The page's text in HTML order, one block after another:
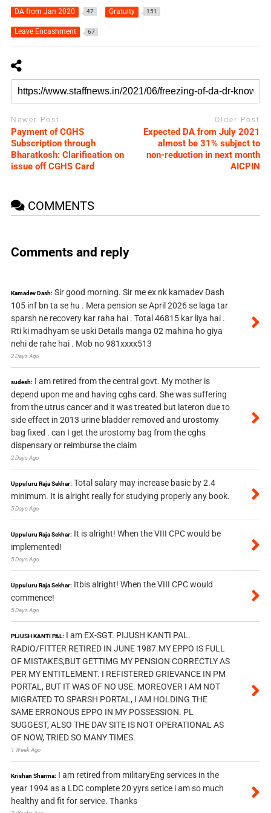
DA from Jan 2020 47 Gratuity 151
Leave Encashment 67
Newer Post
Payment of CGHS
Subscription through
Bharatkosh: Clarification on
issue off CGHS Card
Older Post
Expected DA from July 2021
almost be 31% subject to
non-reduction in next month
AICPIN
COMMENTS
Comments and reply
Kamadev Dash: Sir good morning. Sir me ex nk kamadev Dash
105 inf bn ta se hu . Mera pension se April 2026 se laga tar
sparsh ne recovery kar raha hai . Total 46815 kar liya hai .
Rti ki madhyam se uski Details manga 02 mahina ho giya
nehi de rahe hai . Mob no 981xxxx513
2 Days Ago
sudesh: I am retired from the central govt. My mother is
depend upon me and having cghs card. She was suffering
from the utrus cancer and it was treated but lateron due to
side effect in 2013 urine bladder removed and urostomy
bag fixed . can I get the urostomy bag from the cghs
dispensary or reimburse the claim
2 Days Ago
Uppuluru Raja Sekhar: Total salary may increase basic by 2.4
minimum. It is alright really for studying properly any book.
5 Days Ago
Uppuluru Raja Sekhar: It is alright! When the VIII CPC would be
implemented!
5 Days Ago
Uppuluru Raja Sekhar: Itbis alright! When the VIII CPC would
commence!
5 Days Ago
PIJUSH KANTI PAL: I am EX-SGT. PIJUSH KANTI PAL.
RADIO/FITTER RETIRED IN JUNE 1987.MY EPPO IS FULL
OF MISTAKES,BUT GETTIMG MY PENSION CORRECTLY AS
PER MY ENTITLEMENT. I REFISTERED GRIEVANCE IN PM
PORTAL, BUT IT WAS OF NO USE. MOREOVER I AM NOT
MIGRATED TO SPARSH PORTAL, I AM HOLDING THE
SAME ERRONOUS EPPO IN MY POSSESSION. PL
SUGGEST, ALSO THE DAV SITE IS NOT OPERATIONAL AS
OF NOW, TRIED SO MANY TIMES.
1 Week Ago
Krishan Sharma: I am retired from militaryEng services in the
year 1994 as a LDC complete 20 yyrs setice i am so much
healthy and fit for service. Thanks